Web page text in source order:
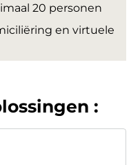
20 personen
en virtuele
: